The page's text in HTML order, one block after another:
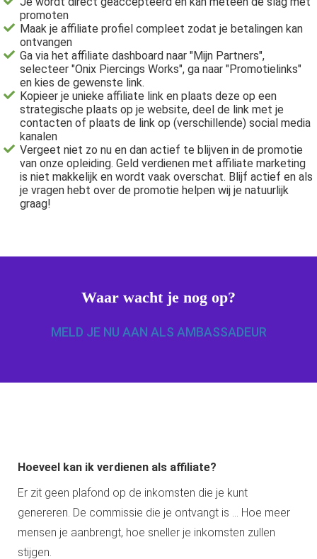
promoten
Maak je affiliate profiel compleet zodat je betalingen kan
ontvangen
Ga via het affiliate dashboard naar "Mijn Partners",
selecteer "Onix Piercings Works", ga naar "Promotielinks"
en kies de gewenste link.
Kopieer je unieke affiliate link en plaats deze op een
strategische plaats op je website, deel de link met je
contacten of plaats de link op (verschillende) social media
kanalen
Vergeet niet zo nu en dan actief te blijven in de promotie
van onze opleiding. Geld verdienen met affiliate marketing
is niet makkelijk en wordt vaak overschat. Blijf actief en als
je vragen hebt over de promotie helpen wij je natuurlijk
graag!
Waar wacht je nog op?
MELD JE NU AAN ALS AMBASSADEUR
Hoeveel kan ik verdienen als affiliate?
Er zit geen plafond op de inkomsten die je kunt
genereren. De commissie die je ontvangt is ... Hoe meer
mensen je aanbrengt, hoe sneller je inkomsten zullen
stijgen.